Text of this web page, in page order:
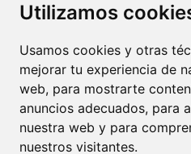
Utilizamos
Usamos cookies y otras
mejorar tu experiencia de
web, para mostrarte
anuncios adecuados, para
nuestra web y para
nuestros visitantes.
www.connecorrevistas.com
PUBLICIDAD